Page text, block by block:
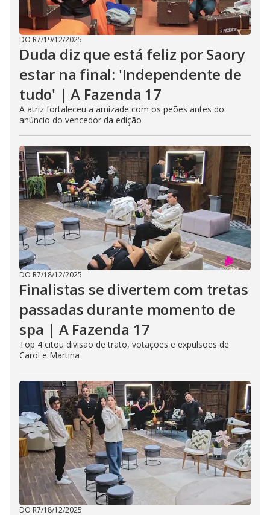
DO R7/19/12/2025
Duda diz que está feliz por Saory
estar na final: 'Independente de
tudo' | A Fazenda 17
A atriz fortaleceu a amizade com os peões antes do
anúncio do vencedor da edição
DO R7/18/12/2025
Finalistas se divertem com tretas
passadas durante momento de
spa | A Fazenda 17
Top 4 citou divisão de trato, votações e expulsões de
Carol e Martina
DO R7/18/12/2025